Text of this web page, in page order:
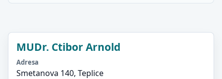
MUDr. Ctibor Arnold
Adresa
Smetanova 140, Teplice